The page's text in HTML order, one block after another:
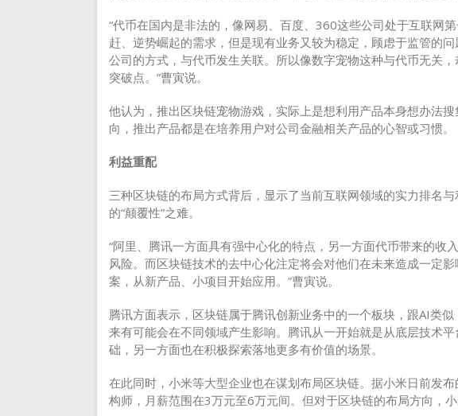
“代币在国内是非法的，像网易、百度、360这些公司处于互联网
赶、逆势崛起的需求，但是现有业务又较为稳定，顾虑于监管的
公司的方式，与代币发生关联。所以像数字宠物这种与代币无关
突破点。”曹寅说。
他认为，推出区块链宠物游戏，实际上是想利用产品本身想办法
向，推出产品都是在培养用户对公司金融相关产品的心智或习惯。
利益重配
三种区块链的布局方式背后，显示了当前互联网领域的实力排名
的“颠覆性”之难。
“阿里、腾讯一方面具有强中心化的特点，另一方面代币带来的收
风险。而区块链技术的去中心化注定将会对他们在未来造成一定
案，从新产品、小项目开始应用。”曹寅说。
腾讯方面表示，区块链属于腾讯创新业务中的一个板块，跟AI类
来有可能会在不同领域产生影响。腾讯从一开始就是从底层技术
础，另一方面也在积极探索落地更多有价值的场景。
在此同时，小米等大型企业也在谋划布局区块链。据小米日前发
构师，月薪范围在3万元至6万元间。但对于区块链的布局方向，小